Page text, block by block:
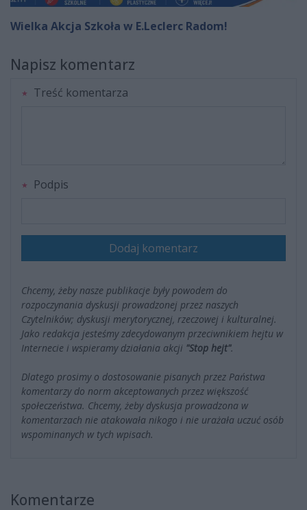
Wielka Akcja Szkoła w E.Leclerc Radom!
Napisz komentarz
Treść komentarza
Podpis
Dodaj komentarz
Chcemy, żeby nasze publikacje były powodem do
rozpoczynania dyskusji prowadzonej przez naszych
Czytelników; dyskusji merytorycznej, rzeczowej i kulturalnej.
Jako redakcja jesteśmy zdecydowanym przeciwnikiem hejtu w
Internecie i wspieramy działania akcji "Stop hejt".
Dlatego prosimy o dostosowanie pisanych przez Państwa
komentarzy do norm akceptowanych przez większość
społeczeństwa. Chcemy, żeby dyskusja prowadzona w
komentarzach nie atakowała nikogo i nie urażała uczuć osób
wspominanych w tych wpisach.
Komentarze